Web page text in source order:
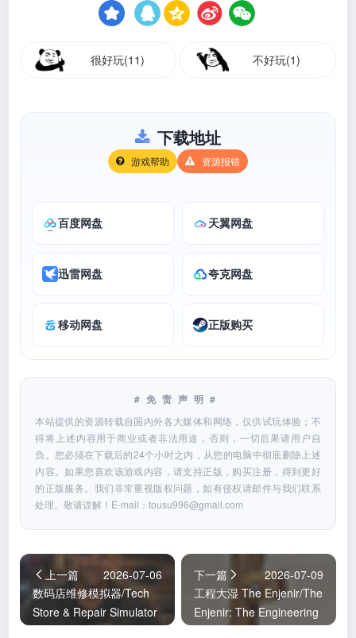
很好玩(11) 不好玩(1)
下载地址
游戏帮助 资源报错
百度网盘 天翼网盘
迅雷网盘 夸克网盘
移动网盘 正版购买
#免责声明#
本站提供的资源转载自国内外各大媒体和网络，仅供试玩体验；不
得将上述内容用于商业或者非法用途，否则，一切后果请用户自
负。您必须在下载后的24个小时之内，从您的电脑中彻底删除上述
内容。如果您喜欢该游戏内容，请支持正版，购买注册，得到更好
的正版服务。我们非常重视版权问题，如有侵权请邮件与我们联系
处理。敬请谅解！E-mail：tousu996@gmail.com
上一篇
2026-07-06
数码店维修模拟器/Tech
Store & Repair Simulator
下一篇
2026-07-09
工程大湿 The Enjenir/The
Enjenir: The Engineering
Physics Building